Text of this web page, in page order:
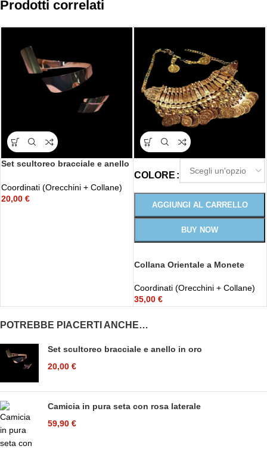
Prodotti correlati
Set scultoreo bracciale e anello
Coordinati (Orecchini + Collane)
20,00 €
COLORE
AGGIUNGI AL CARRELLO
BUY NOW
Collana Orientale a Monete
Coordinati (Orecchini + Collane)
35,00 €
POTREBBE PIACERTI ANCHE…
Set scultoreo bracciale e anello in oro
20,00 €
Camicia in pura seta con rosa laterale
59,90 €